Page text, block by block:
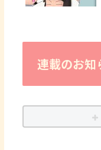
連載のお知